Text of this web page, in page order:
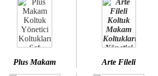
Plus Makam Arte Fileli